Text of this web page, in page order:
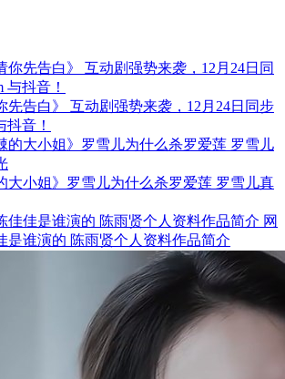
先告白》 互动剧强势来袭，12月24日同步
抖音！
大小姐》罗雪儿为什么杀罗爱莲 罗雪儿真
网
是谁演的 陈雨贤个人资料作品简介